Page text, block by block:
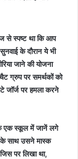
से स्पष्ट था कि आप
के दौरान ये भी
जाने की योजना
ग्रुप पर समर्थकों को
जॉर्ज पर हमला करने
के एक स्कूल में जानें लगे
साथ उसने मास्क
पर लिखा था,